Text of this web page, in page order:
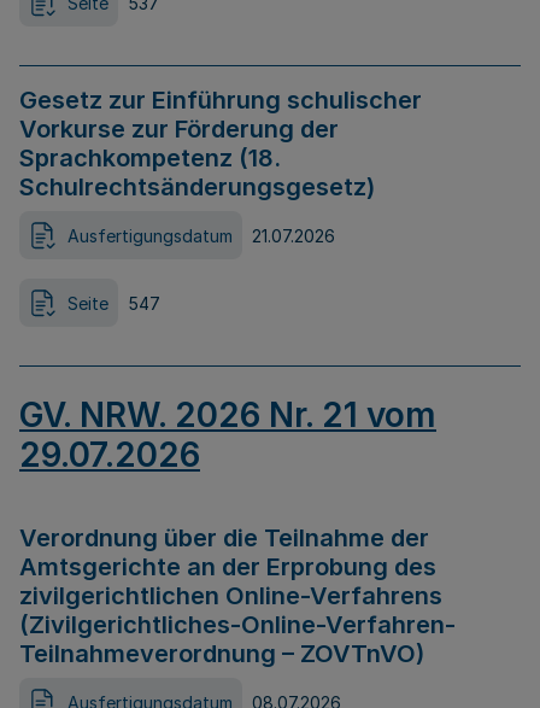
Gesetz zur Einführung schulischer
Vorkurse zur Förderung der
Sprachkompetenz (18.
Schulrechtsänderungsgesetz)
Ausfertigungsdatum 21.07.2026
Seite 547
GV. NRW. 2026 Nr. 21 vom
29.07.2026
Verordnung über die Teilnahme der
Amtsgerichte an der Erprobung des
zivilgerichtlichen Online-Verfahrens
(Zivilgerichtliches-Online-Verfahren-
Teilnahmeverordnung – ZOVTnVO)
Ausfertigungsdatum 08.07.2026